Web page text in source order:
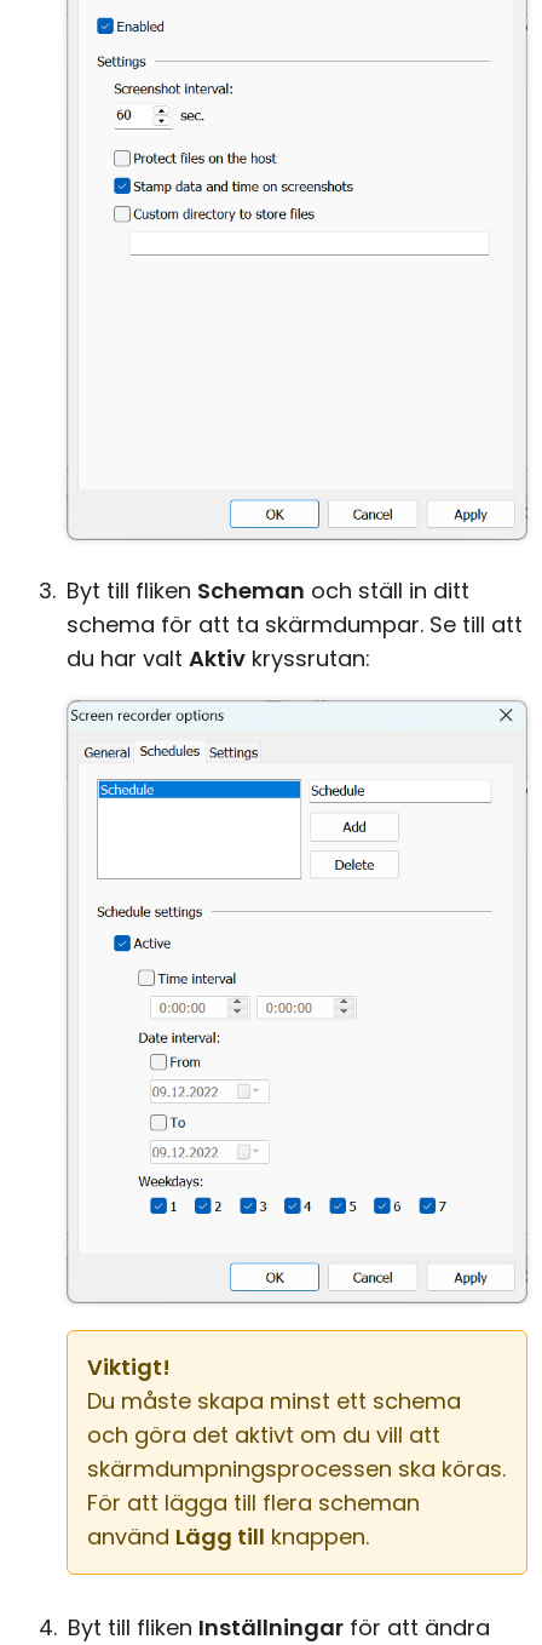
Byt till fliken Scheman och ställ in ditt
schema för att ta skärmdumpar. Se till att
du har valt Aktiv kryssrutan:
Viktigt!
Du måste skapa minst ett schema
och göra det aktivt om du vill att
skärmdumpningsprocessen ska köras.
För att lägga till flera scheman
använd Lägg till knappen.
Byt till fliken Inställningar för att ändra